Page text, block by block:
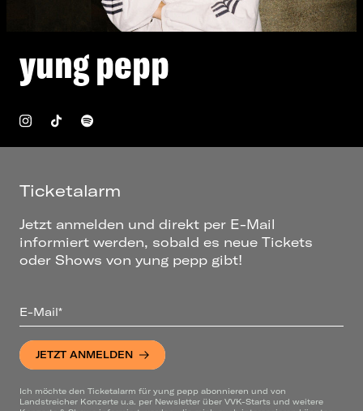
yung pepp
Ticketalarm
Jetzt anmelden und direkt per E-Mail
informiert werden, sobald es neue Tickets
oder Shows von yung pepp gibt!
E-Mail*
JETZT ANMELDEN
Ich möchte den Ticketalarm für yung pepp abonnieren und von
Landstreicher Konzerte u.a. per Newsletter über VVK-Starts und weitere